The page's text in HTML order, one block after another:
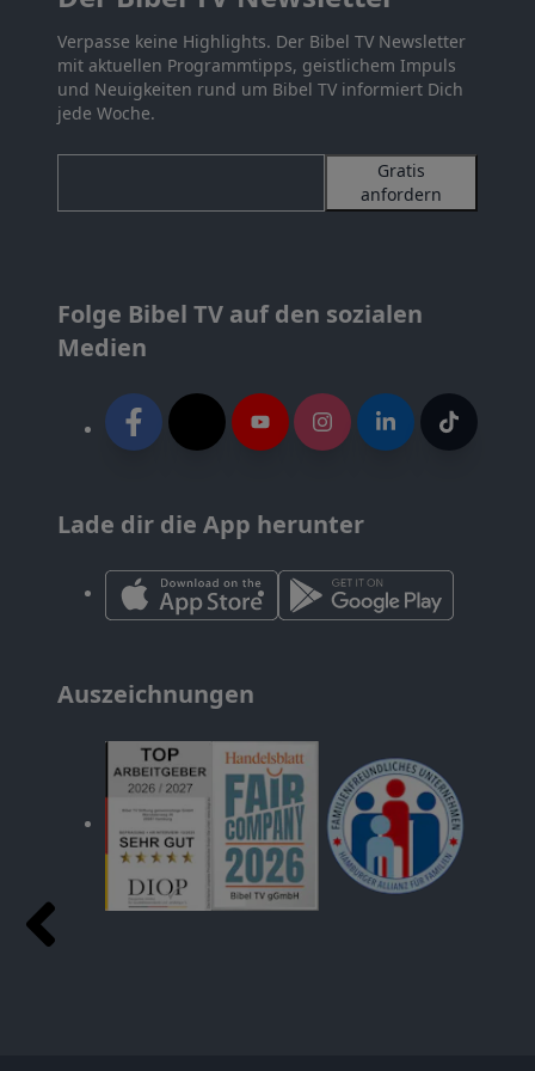
Verpasse keine Highlights. Der Bibel TV Newsletter
mit aktuellen Programmtipps, geistlichem Impuls
und Neuigkeiten rund um Bibel TV informiert Dich
jede Woche.
Gratis
anfordern
Folge Bibel TV auf den sozialen
Medien
Lade dir die App herunter
Auszeichnungen